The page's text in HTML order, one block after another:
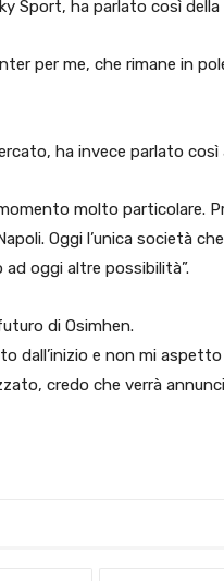
Sport, ha parlato così
per me, che rimane in
ha invece parlato così
molto particolare.
Oggi l’unica società
ad oggi altre possibilità”.
di Osimhen.
dall’inizio e non mi
credo che verrà